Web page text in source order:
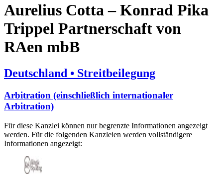
Aurelius Cotta – Konrad Pika
Trippel Partnerschaft von
RAen mbB
Deutschland • Streitbeilegung
Arbitration (einschließlich internationaler
Arbitration)
Für diese Kanzlei können nur begrenzte Informationen angezeigt
werden. Für die folgenden Kanzleien werden vollständigere
Informationen angezeigt: